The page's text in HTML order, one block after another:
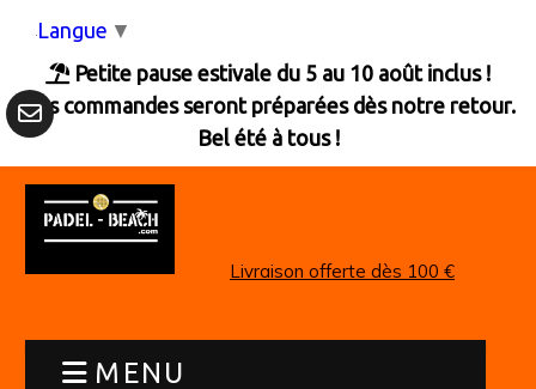
 Petite pause estivale du 5 au 10 août inclus !
Les commandes seront préparées dès notre retour.
Bel été à tous !
Livraison offerte dès 100 €
MENU
Langue ▼